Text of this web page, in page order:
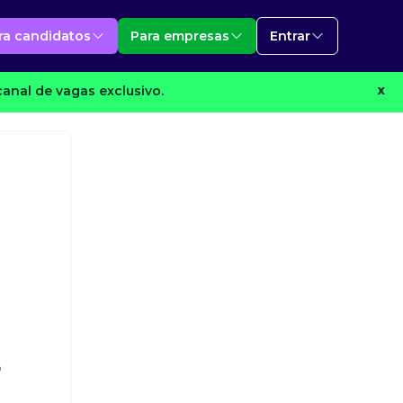
candidatos Para empresas Entrar
de vagas exclusivo. X